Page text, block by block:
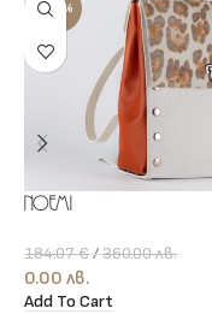
-100%
Noemi
184.07€/360.00лв.
0.00лв.
Add To Cart